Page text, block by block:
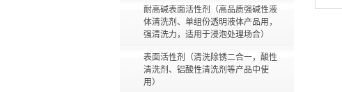
耐高碱表面活性剂（高品质强碱性液
体清洗剂、单组份透明液体产品用，
强清洗力，适用于浸泡处理场合）
表面活性剂（清洗除锈二合一，酸性
清洗剂、铝酸性清洗剂等产品中使
用）